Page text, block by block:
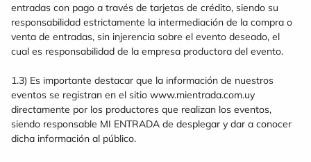
entradas con pago a través de tarjetas de crédito, siendo su
responsabilidad estrictamente la intermediación de la compra o
venta de entradas, sin injerencia sobre el evento deseado, el
cual es responsabilidad de la empresa productora del evento.
1.3) Es importante destacar que la información de nuestros
eventos se registran en el sitio www.mientrada.com.uy
directamente por los productores que realizan los eventos,
siendo responsable MI ENTRADA de desplegar y dar a conocer
dicha información al público.